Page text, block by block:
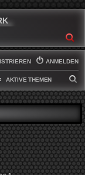
ANMELDEN
AKTIVE THEMEN
U
C
H
E